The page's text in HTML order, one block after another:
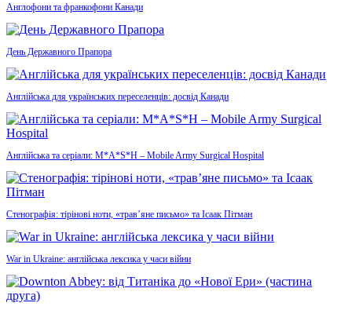
Англофони та франкофони Канади
День Державного Прапора
Англійська для українських переселенців: досвід Канади
Англійська та серіали: M*A*S*H – Mobile Army Surgical Hospital
Стенографія: тірінові ноти, «трав’яне письмо» та Ісаак Пітман
War in Ukraine: англійська лексика у часи війни